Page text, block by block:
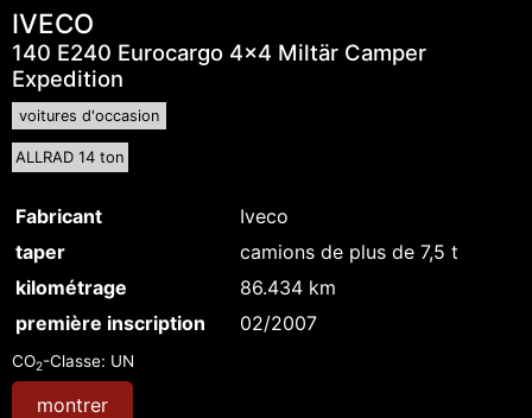
IVECO
140 E240 Eurocargo 4x4 Miltär Camper
Expedition
voitures d'occasion
ALLRAD 14 ton
Fabricant
Iveco
taper
camions de plus de 7,5 t
kilométrage
86.434 km
première inscription
02/2007
CO2-Classe: UN
montrer